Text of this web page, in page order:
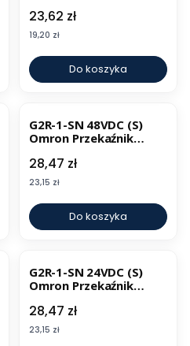
Cena
23,62 zł
Cena
19,20 zł
Do koszyka
G2R-1-SN 48VDC (S)
Omron Przekaźnik
Cena
28,47 zł
Cena
23,15 zł
Do koszyka
G2R-1-SN 24VDC (S)
Omron Przekaźnik
Cena
28,47 zł
Cena
23,15 zł